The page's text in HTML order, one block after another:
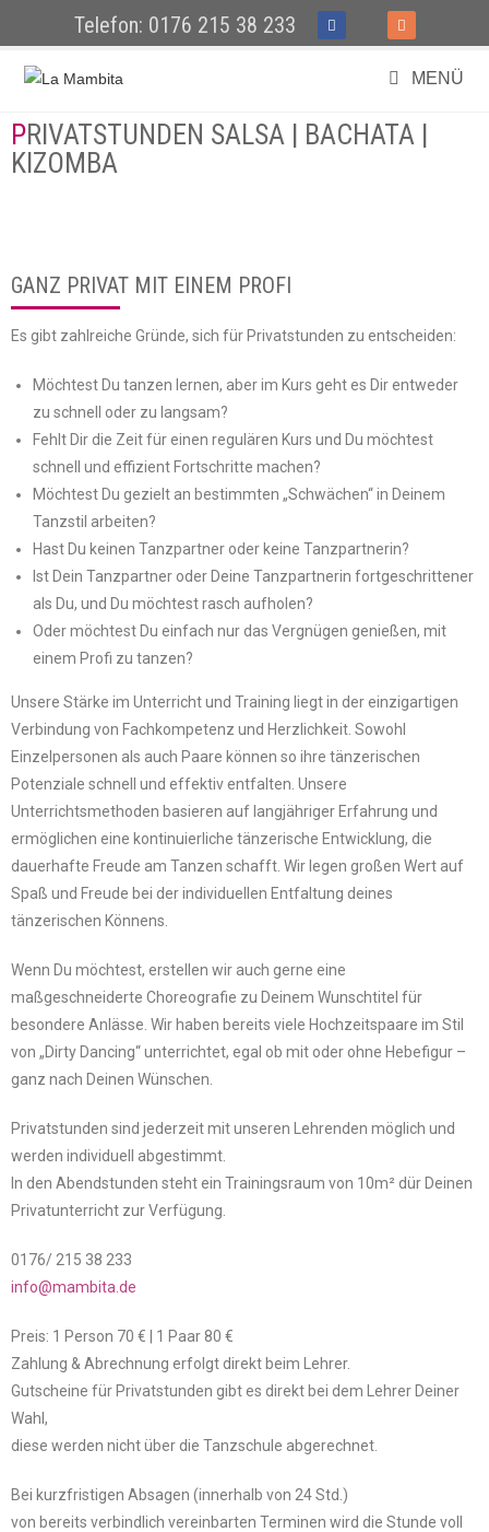
Telefon: 0176 215 38 233
MENÜ
PRIVATSTUNDEN SALSA | BACHATA |
KIZOMBA
GANZ PRIVAT MIT EINEM PROFI
Es gibt zahlreiche Gründe, sich für Privatstunden zu entscheiden:
Möchtest Du tanzen lernen, aber im Kurs geht es Dir entweder
zu schnell oder zu langsam?
Fehlt Dir die Zeit für einen regulären Kurs und Du möchtest
schnell und effizient Fortschritte machen?
Möchtest Du gezielt an bestimmten „Schwächen“ in Deinem
Tanzstil arbeiten?
Hast Du keinen Tanzpartner oder keine Tanzpartnerin?
Ist Dein Tanzpartner oder Deine Tanzpartnerin fortgeschrittener
als Du, und Du möchtest rasch aufholen?
Oder möchtest Du einfach nur das Vergnügen genießen, mit
einem Profi zu tanzen?
Unsere Stärke im Unterricht und Training liegt in der einzigartigen
Verbindung von Fachkompetenz und Herzlichkeit. Sowohl
Einzelpersonen als auch Paare können so ihre tänzerischen
Potenziale schnell und effektiv entfalten. Unsere
Unterrichtsmethoden basieren auf langjähriger Erfahrung und
ermöglichen eine kontinuierliche tänzerische Entwicklung, die
dauerhafte Freude am Tanzen schafft. Wir legen großen Wert auf
Spaß und Freude bei der individuellen Entfaltung deines
tänzerischen Könnens.
Wenn Du möchtest, erstellen wir auch gerne eine
maßgeschneiderte Choreografie zu Deinem Wunschtitel für
besondere Anlässe. Wir haben bereits viele Hochzeitspaare im Stil
von „Dirty Dancing“ unterrichtet, egal ob mit oder ohne Hebefigur –
ganz nach Deinen Wünschen.
Privatstunden sind jederzeit mit unseren Lehrenden möglich und
werden individuell abgestimmt.
In den Abendstunden steht ein Trainingsraum von 10m² dür Deinen
Privatunterricht zur Verfügung.
0176/ 215 38 233
info@mambita.de
Preis: 1 Person 70 € | 1 Paar 80 €
Zahlung & Abrechnung erfolgt direkt beim Lehrer.
Gutscheine für Privatstunden gibt es direkt bei dem Lehrer Deiner
Wahl,
diese werden nicht über die Tanzschule abgerechnet.
Bei kurzfristigen Absagen (innerhalb von 24 Std.)
von bereits verbindlich vereinbarten Terminen wird die Stunde voll